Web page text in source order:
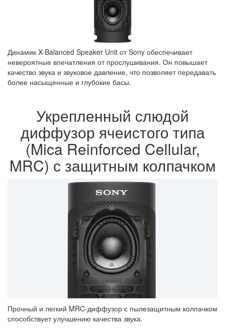
Динамик X-Balanced Speaker Unit от Sony обеспечивает
невероятные впечатления от прослушивания. Он повышает
качество звука и звуковое давление, что позволяет передавать
более насыщенные и глубокие басы.
Укрепленный слюдой
диффузор ячеистого типа
(Mica Reinforced Cellular,
MRC) с защитным колпачком
Прочный и легкий MRC-диффузор с пылезащитным колпачком
способствует улучшению качества звука.